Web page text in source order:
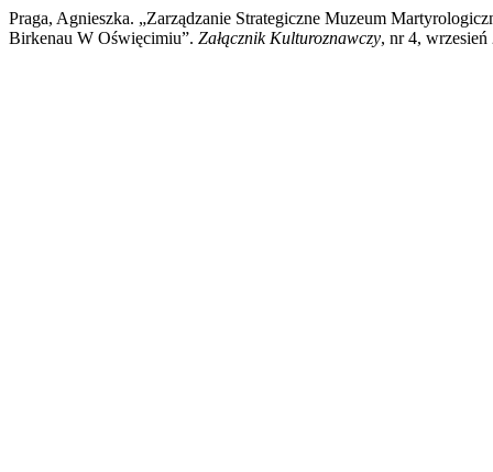
Praga, Agnieszka. „Zarządzanie Strategiczne Muzeum
Birkenau W Oświęcimiu”. Załącznik Kulturoznawczy, nr 4,